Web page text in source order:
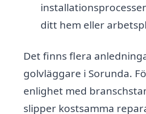
ditt hem eller
Det finns flera
golvläggare i Sorunda.
enlighet med
slipper kostsamma